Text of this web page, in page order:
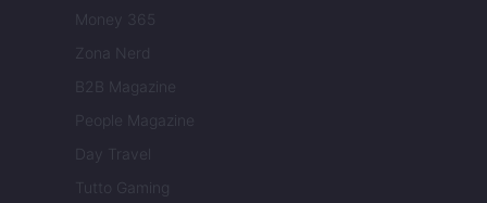
Money 365
Zona Nerd
B2B Magazine
People Magazine
Day Travel
Tutto Gaming